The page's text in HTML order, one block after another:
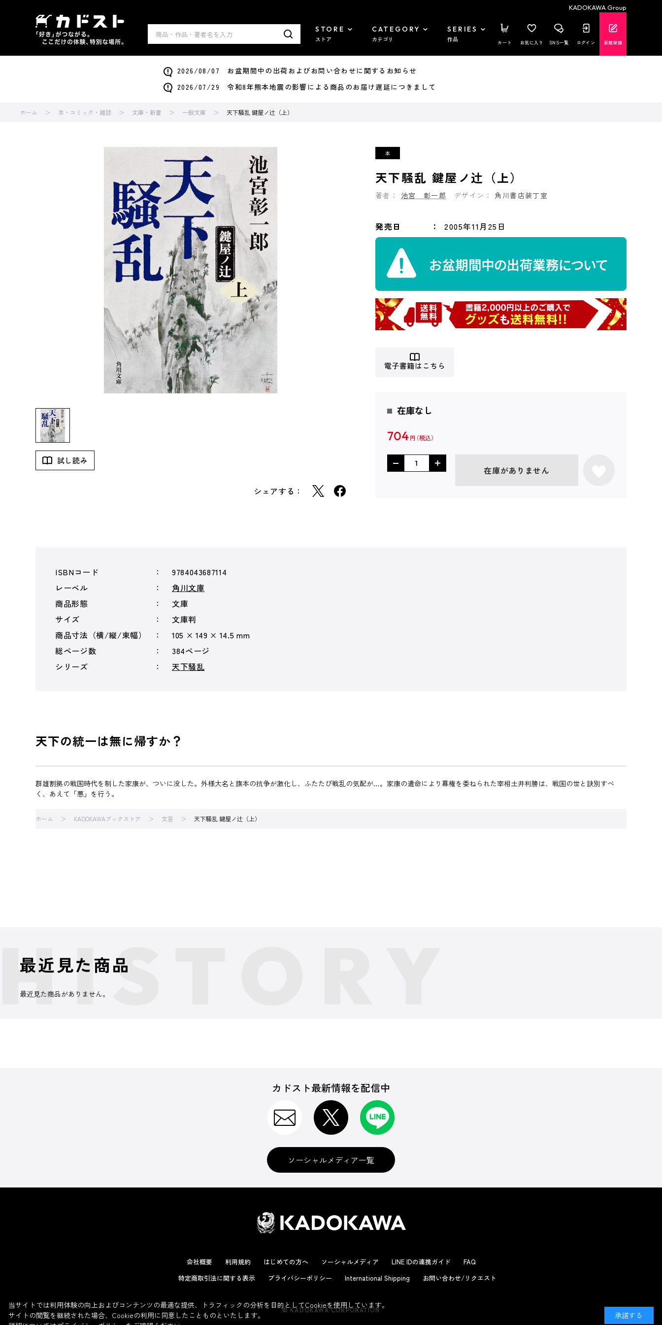
KADOKAWA Group
STORE
ストア
CATEGORY
カテゴリ
SERIES
作品 カート お気に入り SNS一覧 ログイン 新規登録
2026/08/07 お盆期間中の出荷およびお問い合わせに関するお知らせ
2026/07/29 令和8年熊本地震の影響による商品のお届け遅延につきまして
ホーム 本・コミック・雑誌 文庫・新書 一般文庫 天下騒乱 鍵屋ノ辻（上）
試し読み
シェアする：
天下騒乱 鍵屋ノ辻（上）
著者： 池宮 彰一郎 デザイン： 角川書店装丁室
発売日 2005年11月25日
電子書籍はこちら
在庫なし
704 円
在庫がありません
ISBNコード
9784043687114
レーベル
角川文庫
商品形態
文庫
サイズ
文庫判
商品寸法（横/縦/束幅）
105 × 149 × 14.5 mm
総ページ数
384ページ
シリーズ
天下騒乱
天下の統一は無に帰すか？
群雄割拠の戦国時代を制した家康が、ついに没した。外様大名と旗本の抗争が激化し、ふたたび戦乱の気配が…。家康の遺命により幕権を委ねられた宰相土井利勝は、戦国の世と訣別すべ
く、あえて「悪」を行う。
ホーム KADOKAWAブックストア 文芸 天下騒乱 鍵屋ノ辻（上）
最近見た商品
最近見た商品がありません。
カドスト最新情報を配信中
ソーシャルメディア一覧
会社概要 利用規約 はじめての方へ ソーシャルメディア LINE IDの連携ガイド
FAQ
特定商取引法に関する表示
プライバシーポリシー International Shipping お問い合わせ/リクエスト
© KADOKAWA CORPORATION
当サイトでは利用体験の向上およびコンテンツの最適な提供、トラフィックの分析を目的としてCookieを使用しています。
サイトの閲覧を継続された場合、Cookieの利用に同意したことものといたします。
承諾する